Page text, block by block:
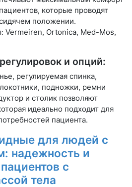
которые проводят
положении.
Vermeiren, Ortonica, Med-Mos,
и опций:
регулируемая спинка,
подножки, ремни
и столик позволяют
идеально подходит для
пациента.
для людей с
надежность и
с
тела